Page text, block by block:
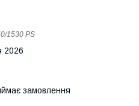
1530 PS
2026
замовлення